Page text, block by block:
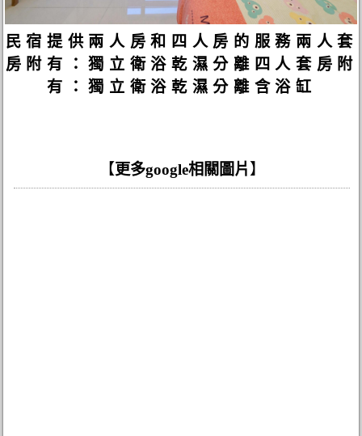
民宿提供兩人房和四人房的服務兩人套
房附有：獨立衛浴乾濕分離四人套房附
有：獨立衛浴乾濕分離含浴缸
【更多google相關圖片 】